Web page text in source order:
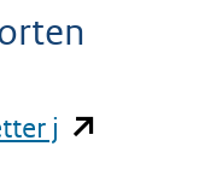
j (opent